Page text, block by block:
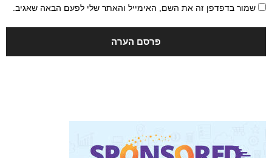
שמור בדפדפן זה את השם, האימייל והאתר שלי לפעם הבאה שאגיב.